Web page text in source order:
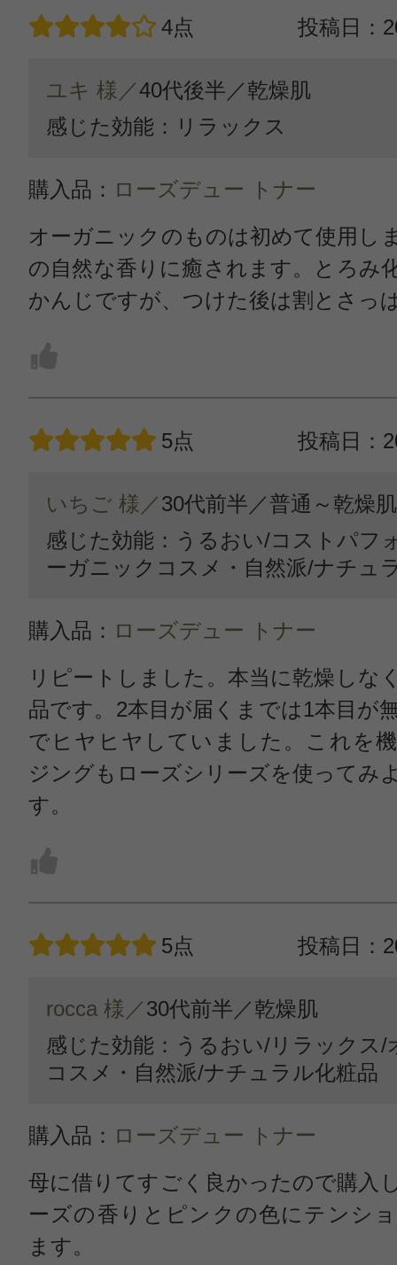
4点 投稿日：
ユキ 様／40代後半／乾燥肌
感じた効能：リラックス
購入品： ローズデュー トナー
オーガニックのものは初めて使用し
の自然な香りに癒されます。とろみ
かんじですが、つけた後は割とさっ
5点 投稿日：
いちご 様／30代前半／普通～乾燥肌
感じた効能：うるおい/コストパフ
ーガニックコスメ・自然派/ナチュ
購入品： ローズデュー トナー
リピートしました。本当に乾燥しな
品です。2本目が届くまでは1本目が
でヒヤヒヤしていました。これを
ジングもローズシリーズを使ってみ
す。
5点 投稿日：
rocca 様／30代前半／乾燥肌
感じた効能：うるおい/リラックス/
コスメ・自然派/ナチュラル化粧品
購入品： ローズデュー トナー
母に借りてすごく良かったので購入
ーズの香りとピンクの色にテンシ
ます。